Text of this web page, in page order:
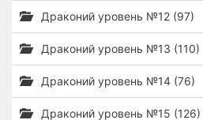
Драконий уровень №12 (97)
Драконий уровень №13 (110)
Драконий уровень №14 (76)
Драконий уровень №15 (126)